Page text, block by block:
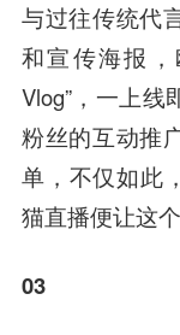
与过往传统代
和宣传海报
Vlog”，一上
粉丝的互动推
单，不仅如此
猫直播便让这个
03